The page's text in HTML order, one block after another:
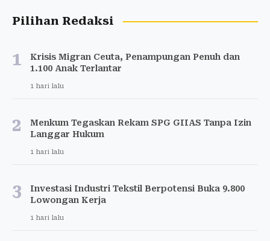
Pilihan Redaksi
1
Krisis Migran Ceuta, Penampungan Penuh dan
1.100 Anak Terlantar
1 hari lalu
2
Menkum Tegaskan Rekam SPG GIIAS Tanpa Izin
Langgar Hukum
1 hari lalu
3
Investasi Industri Tekstil Berpotensi Buka 9.800
Lowongan Kerja
1 hari lalu